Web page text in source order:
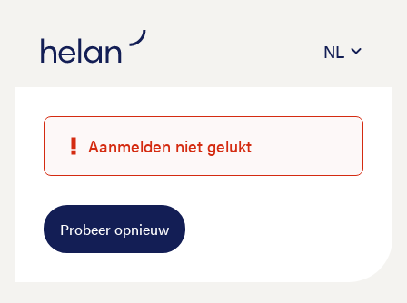
NL
Aanmelden niet gelukt
Probeer opnieuw